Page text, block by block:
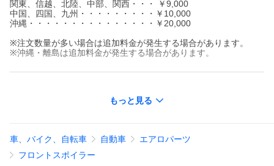
関東、信越、北陸、中部、関西・・・ ￥9,000
中国、四国、九州・・・・・・・・・￥10,000
沖縄・・・・・・・・・・・・・・・￥20,000
※注文数量が多い場合は追加料金が発生する場合があります。
※沖縄・離島は追加料金が発生する場合があります。
200系ハイエース/レジアスエース…TRH224(9)W/TRH214(9)W
■年式 H16.08-H22.07
■車高ダウン量
もっと見る
車、バイク、自転車 自動車
エアロパーツ
フロントスポイラー